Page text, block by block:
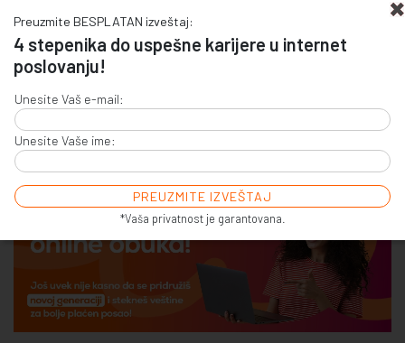
Preuzmite BESPLATAN izveštaj:
4 stepenika do uspešne karijere u internet
poslovanju!
Unesite Vaš e-mail:
Unesite Vaše ime:
*Vaša privatnost je garantovana.
+381 (0)11 7856 156
E-COMMERCE & SALES
ONLINE ADVERTISING
E-BUSINESS & E-MARKETING